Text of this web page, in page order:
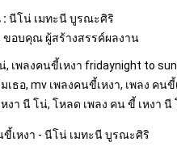
: นีโน่ เมทะนี บูรณะศิริ
ขอบคุณ ผู้สร้างสรรค์ผลงาน
, เพลงคนขี้เหงา fridaynight to
ธอ, mv เพลงคนขี้เหงา, เพลง คน
งา นี โน่, โหลด เพลง คน ขี้ เหงา
ขี้เหงา - นีโน่ เมทะนี บูรณะศิริ